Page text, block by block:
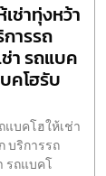
ช่าทุ่งหว้า
ารรถ
ช่า รถแบค
คโฮรับ
แบคโฮให้เช่า
บริการรถ
รถแบคโ